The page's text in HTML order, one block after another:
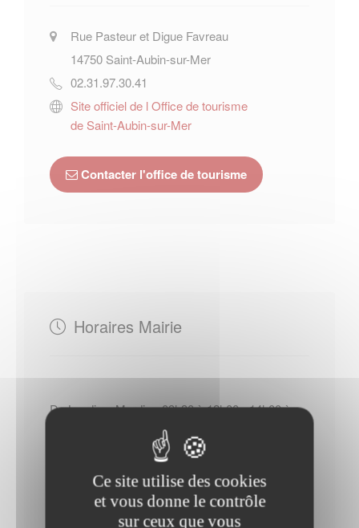
Rue Pasteur et Digue Favreau
14750 Saint-Aubin-sur-Mer
02.31.97.30.41
Site officiel de l Office de tourisme
de Saint-Aubin-sur-Mer
Contacter l'office de tourisme
Horaires Mairie
Du Lundi au Mardi : - 09h30 à 12h00 - 14h00 à
Mercredi : - 09h30 à 12h00
Du Jeudi au Vendredi : - 09h30 à 12h00 - 14h00 à
Samedi : - 09h30 à 11h30
Ce site utilise des cookies
et vous donne le contrôle
sur ceux que vous